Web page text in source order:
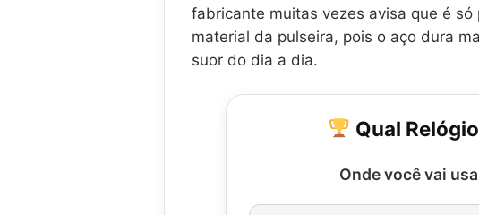
u
n
P
o
fabricante muitas vezes avisa que é
material da pulseira, pois o aço dura
suor do dia a dia.
Qual
Onde você vai